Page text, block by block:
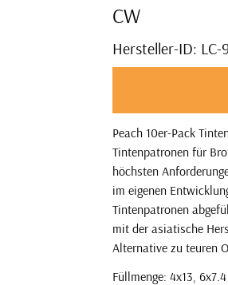
CW
Hersteller-ID: LC-
Peach 10er-Pack
Tintenpatronen für
höchsten
im eigenen
Tintenpatronen
mit der asiatische
Alternative zu teuren
Füllmenge: 4x13,